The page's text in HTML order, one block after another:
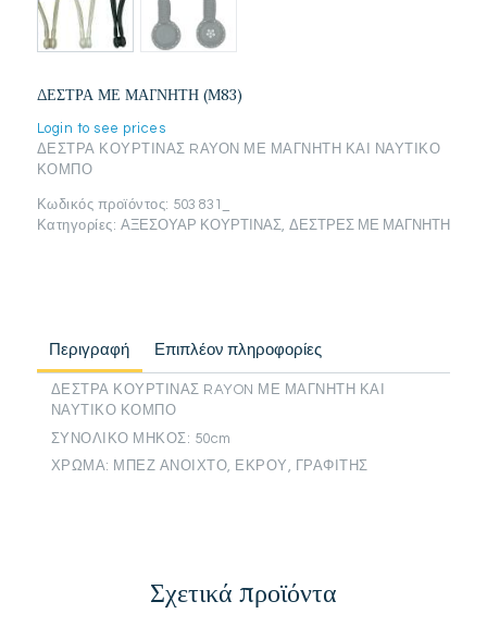
ΔΕΣΤΡΑ ΜΕ ΜΑΓΝΗΤΗ (Μ83)
Login to see prices
ΔΕΣΤΡΑ ΚΟΥΡΤΙΝΑΣ RΑΥΟΝ ΜΕ ΜΑΓΝΗΤΗ ΚΑΙ ΝΑΥΤΙΚΟ
ΚΟΜΠΟ
Κωδικός προϊόντος: 503 831_
Κατηγορίες: ΑΞΕΣΟΥΑΡ ΚΟΥΡΤΙΝΑΣ ΔΕΣΤΡΕΣ ΜΕ ΜΑΓΝΗΤΗ
Περιγραφή Επιπλέον πληροφορίες
ΔΕΣΤΡΑ ΚΟΥΡΤΙΝΑΣ RAYON ΜΕ ΜΑΓΝΗΤΗ ΚΑΙ
ΝΑΥΤΙΚΟ ΚΟΜΠΟ
ΣΥΝΟΛΙΚΟ ΜΗΚΟΣ: 50cm
ΧΡΩΜΑ: ΜΠΕΖ ΑΝΟΙΧΤΟ, ΕΚΡΟΥ, ΓΡΑΦΙΤΗΣ
Σχετικά προϊόντα